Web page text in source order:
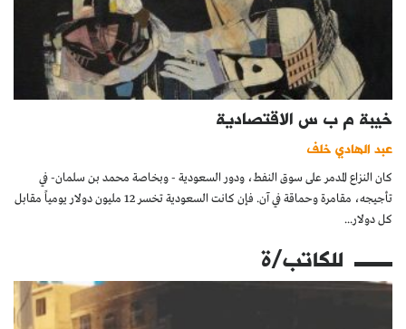
خيبة م ب س الاقتصادية
عبد الهادي خلف
كان النزاع المدمر على سوق النفط، ودور السعودية - وبخاصة محمد بن سلمان- في
تأجيجه، مقامرة وحماقة في آن. فإن كانت السعودية تخسر 12 مليون دولار يومياً مقابل
كل دولار...
للكاتب/ة